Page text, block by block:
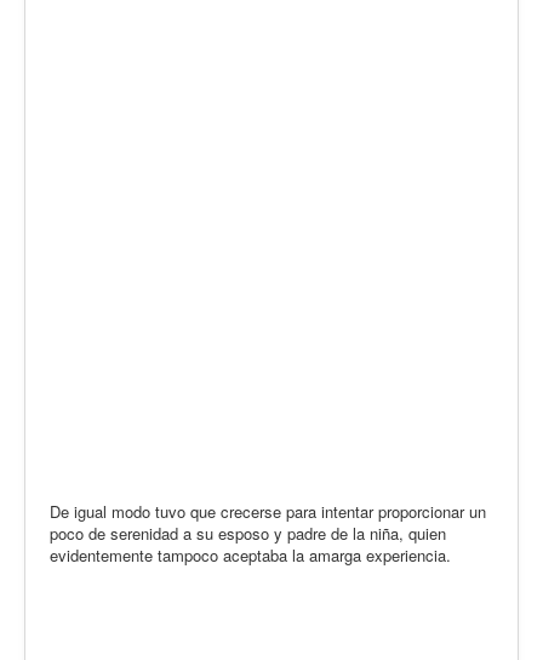
De igual modo tuvo que crecerse para intentar proporcionar un
poco de serenidad a su esposo y padre de la niña, quien
evidentemente tampoco aceptaba la amarga experiencia.